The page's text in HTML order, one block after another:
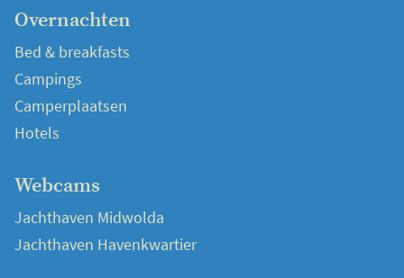
Overnachten
Bed & breakfasts
Campings
Camperplaatsen
Hotels
Webcams
Jachthaven Midwolda
Jachthaven Havenkwartier